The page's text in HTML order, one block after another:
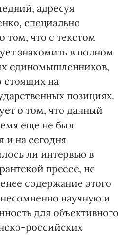
адресуя
специально
том, что с текстом
знакомить в полном
единомышленников,
стоящих на
позициях.
о том, что данный
еще не был
и на сегодня
ли интервью в
прессе, не
содержание этого
научную и
для объективного
российских